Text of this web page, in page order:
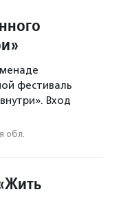
фестиваль
Вход
обл.